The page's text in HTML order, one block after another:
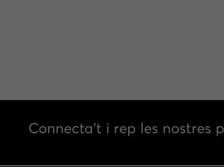
Connecta’t i rep les nostres